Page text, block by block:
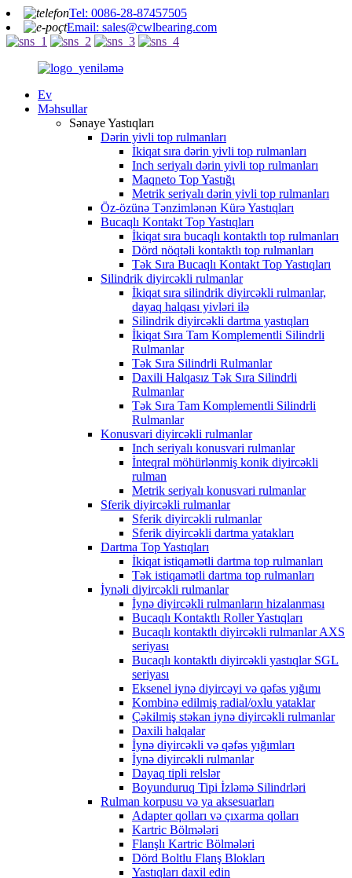
Tel: 0086-28-87457505
Email: sales@cwlbearing.com
Ev
Məhsullar
Sənaye Yastıqları
Dərin yivli top rulmanları
İkiqat sıra dərin yivli top rulmanları
Inch seriyalı dərin yivli top rulmanları
Maqneto Top Yastığı
Metrik seriyalı dərin yivli top rulmanları
Öz-özünə Tənzimlənən Kürə Yastıqları
Bucaqlı Kontakt Top Yastıqları
İkiqat sıra bucaqlı kontaktlı top rulmanları
Dörd nöqtəli kontaktlı top rulmanları
Tək Sıra Bucaqlı Kontakt Top Yastıqları
Silindrik diyircəkli rulmanlar
İkiqat sıra silindrik diyircəkli rulmanlar,
dayaq halqası yivləri ilə
Silindrik diyircəkli dartma yastıqları
İkiqat Sıra Tam Komplementli Silindrli
Rulmanlar
Tək Sıra Silindrli Rulmanlar
Daxili Halqasız Tək Sıra Silindrli
Rulmanlar
Tək Sıra Tam Komplementli Silindrli
Rulmanlar
Konusvari diyircəkli rulmanlar
Inch seriyalı konusvari rulmanlar
İnteqral möhürlənmiş konik diyircəkli
rulman
Metrik seriyalı konusvari rulmanlar
Sferik diyircəkli rulmanlar
Sferik diyircəkli rulmanlar
Sferik diyircəkli dartma yatakları
Dartma Top Yastıqları
İkiqat istiqamətli dartma top rulmanları
Tək istiqamətli dartma top rulmanları
İynəli diyircəkli rulmanlar
İynə diyircəkli rulmanların hizalanması
Bucaqlı Kontaktlı Roller Yastıqları
Bucaqlı kontaktlı diyircəkli rulmanlar AXS
seriyası
Bucaqlı kontaktlı diyircəkli yastıqlar SGL
seriyası
Eksenel iynə diyircəyi və qəfəs yığımı
Kombinə edilmiş radial/oxlu yataklar
Çəkilmiş stəkan iynə diyircəkli rulmanlar
Daxili halqalar
İynə diyircəkli və qəfəs yığımları
İynə diyircəkli rulmanlar
Dayaq tipli relslər
Boyunduruq Tipi İzləmə Silindrləri
Rulman korpusu və ya aksesuarları
Adapter qolları və çıxarma qolları
Kartric Bölmələri
Flanşlı Kartric Bölmələri
Dörd Boltlu Flanş Blokları
Yastıqları daxil edin